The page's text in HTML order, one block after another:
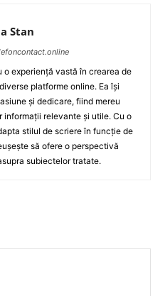
Stan
o experiență vastă în crearea de
platforme online. Ea își
și dedicare, fiind mereu
relevante și utile. Cu o
stilul de scriere în funcție de
să ofere o perspectivă
subiectelor tratate.